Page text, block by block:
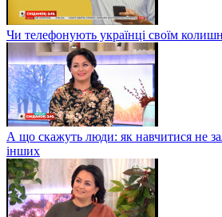
Чи телефонують українці своїм
А що скажуть люди: як навчитися не
інших